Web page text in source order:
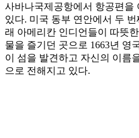
사바나국제공항에서 항공편을
있다. 미국 동부 연안에서 두
래 아메리칸 인디언들이 따뜻
물을 즐기던 곳으로 1663년 영
이 섬을 발견하고 자신의 이름
으로 전해지고 있다.